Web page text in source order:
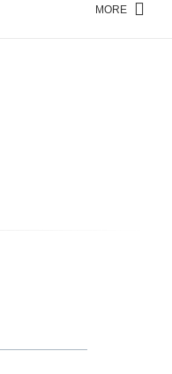
MORE